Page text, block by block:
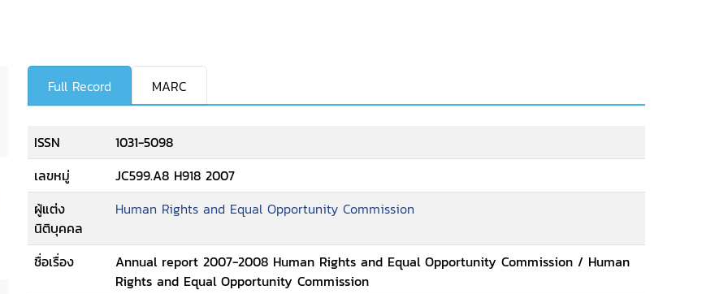
Full Record MARC
ISSN
1031-5098
เลขหมู่
JC599.A8 H918 2007
ผู้แต่ง
นิติบุคคล
Human Rights and Equal Opportunity Commission
ชื่อเรื่อง
Annual report 2007-2008 Human Rights and Equal Opportunity Commission / Human
Rights and Equal Opportunity Commission